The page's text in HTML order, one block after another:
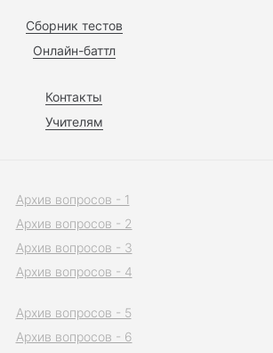
Сборник тестов
Онлайн-баттл
Контакты
Учителям
Архив вопросов - 1
Архив вопросов - 2
Архив вопросов - 3
Архив вопросов - 4
Архив вопросов - 5
Архив вопросов - 6